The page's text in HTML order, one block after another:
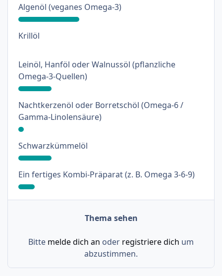
Algenöl (veganes Omega-3): 33%
Krillöl: 0%
Leinöl, Hanföl oder Walnussöl (pflanzliche
Omega-3-Quellen): 18%
Nachtkerzenöl oder Borretschöl (Omega-6 /
Gamma-Linolensäure): 3%
Schwarzkümmelöl: 18%
Ein fertiges Kombi-Präparat (z. B. Omega 3-6-9): 9%
Thema sehen
Bitte melde dich an oder registriere dich um
abzustimmen.